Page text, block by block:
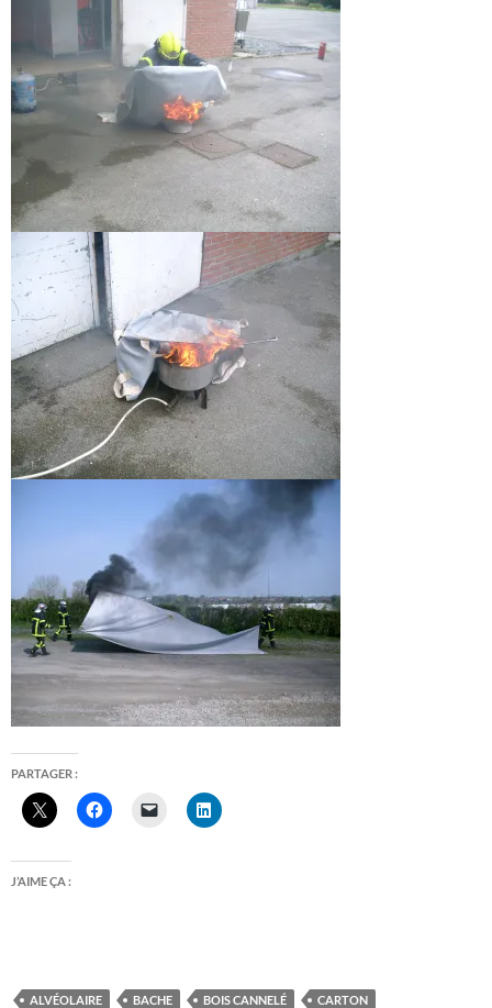
PARTAGER :
J’AIME ÇA :
ALVÉOLAIRE BACHE BOIS CANNELÉ
CARTON